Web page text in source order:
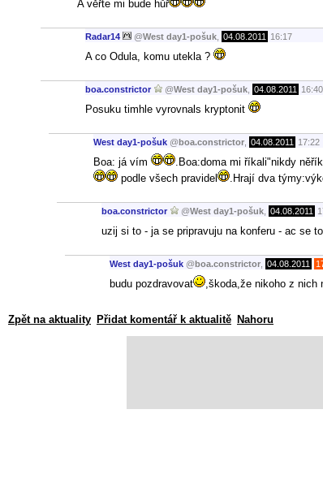
A věřte mi bude hůř
Radar14 @West day1-pošuk 04.08.2011 16:17
A co Odula, komu utekla ?
boa.constrictor @West day1-pošuk 04.08.2011 16:40
Posuku timhle vyrovnals kryptonit
West day1-pošuk @boa.constrictor 04.08.2011 17:22
Boa: já vím .Boa:doma mi říkali"nikdy
podle všech pravidel
.Hrají dva
boa.constrictor @West day1-pošuk 04.08.2011
uzij si to - ja se pripravuju na konferu - ac se
West day1-pošuk @boa.constrictor 04.08.2011
budu pozdravovat ,škoda,že nikoho z nich
Zpět na aktuality Přidat komentář k aktualitě Nahoru